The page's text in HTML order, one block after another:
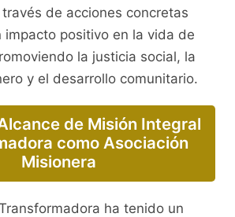
de acciones concretas
impacto positivo en la vida de
la justicia social, la
y el desarrollo comunitario.
de Misión Integral
como Asociación
Misionera
ha tenido un